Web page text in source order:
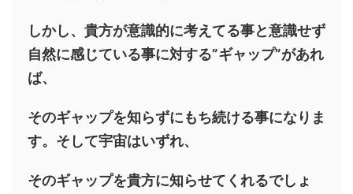
しかし、貴方が意識的に考えてる事と意識せず
自然に感じている事に対する”ギャップ”があれ
ば、
そのギャップを知らずにもち続ける事になりま
す。そして宇宙はいずれ、
そのギャップを貴方に知らせてくれるでしょ